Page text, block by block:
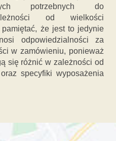
potrzebnych do
od wielkości
że jest to jedynie
odpowiedzialności za
w zamówieniu, ponieważ
się różnić w zależności od
specyfiki wyposażenia